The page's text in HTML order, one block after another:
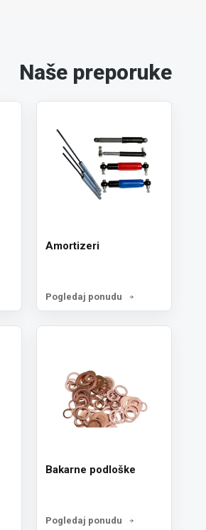
Naše preporuke
Amortizeri
Pogledaj ponudu
Bakarne podloške
Pogledaj ponudu